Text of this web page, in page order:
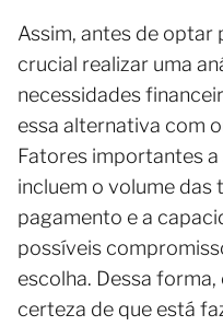
Assim, antes de optar
crucial realizar uma
necessidades
essa alternativa com
Fatores importantes
incluem o volume das
pagamento e a
possíveis
escolha. Dessa
certeza de que está